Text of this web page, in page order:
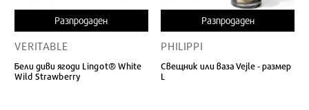
Разпродаден
VERITABLE
Бели диви ягоди Lingot® White
Wild Strawberry
Разпродаден
PHILIPPI
Свещник или ваза Vejle - размер
L